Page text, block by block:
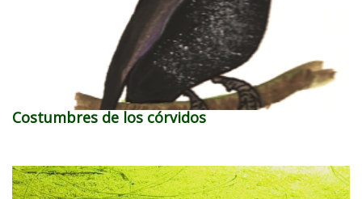
Costumbres de los córvidos